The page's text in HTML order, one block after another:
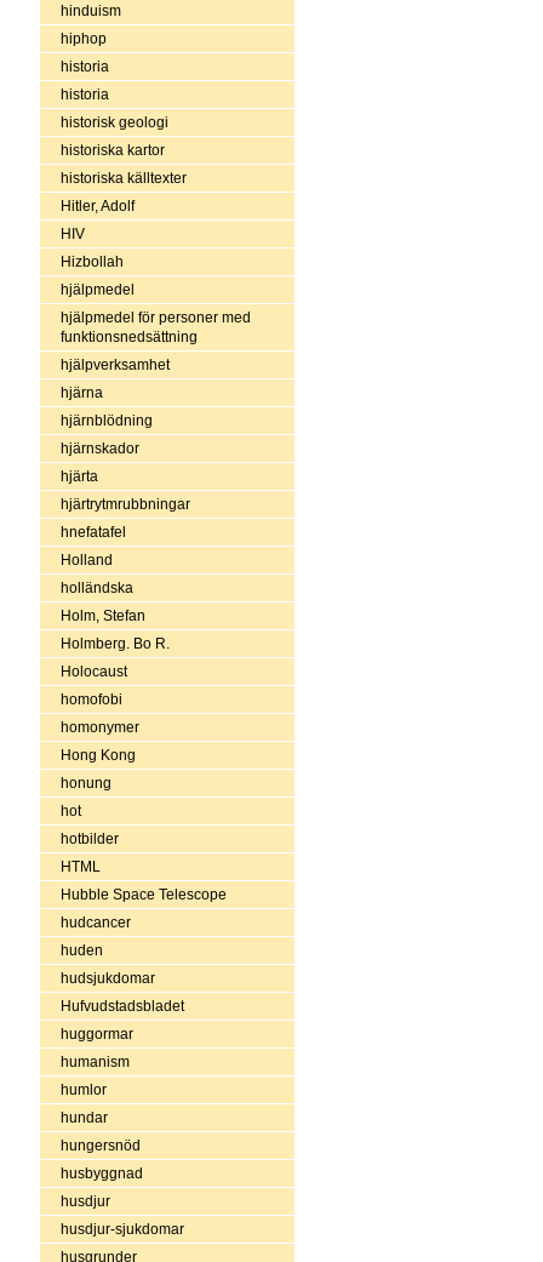
hinduism
hiphop
historia
historia
historisk geologi
historiska kartor
historiska källtexter
Hitler, Adolf
HIV
Hizbollah
hjälpmedel
hjälpmedel för personer med
funktionsnedsättning
hjälpverksamhet
hjärna
hjärnblödning
hjärnskador
hjärta
hjärtrytmrubbningar
hnefatafel
Holland
holländska
Holm, Stefan
Holmberg. Bo R.
Holocaust
homofobi
homonymer
Hong Kong
honung
hot
hotbilder
HTML
Hubble Space Telescope
hudcancer
huden
hudsjukdomar
Hufvudstadsbladet
huggormar
humanism
humlor
hundar
hungersnöd
husbyggnad
husdjur
husdjur-sjukdomar
husgrunder